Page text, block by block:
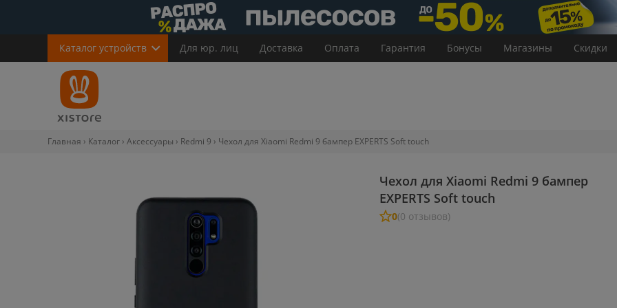
Каталог устройств Для юр. лиц Доставка Оплата Гарантия Бонусы Магазины Скидки
Главная Каталог Аксессуары Redmi 9 Чехол для Xiaomi Redmi 9 бампер EXPERTS Soft touch
Чехол для Xiaomi Redmi 9 бампер
EXPERTS Soft touch
0(0 отзывов)